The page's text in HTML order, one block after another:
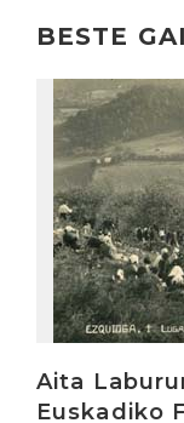
BESTE
Aita
Euskadiko
Irakurri